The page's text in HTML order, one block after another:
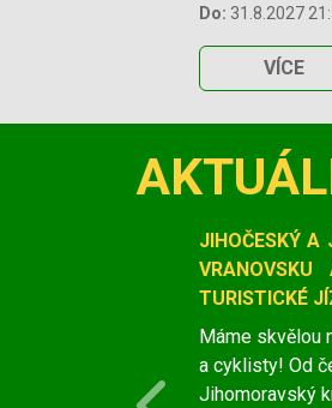
Do: 31.8.2027
VÍCE
Slide 1 of 1
JIHOČESKÝ A
VRANOVSKU
TURISTICKÉ
Máme skvělou
a cyklisty! Od
Jihomoravský